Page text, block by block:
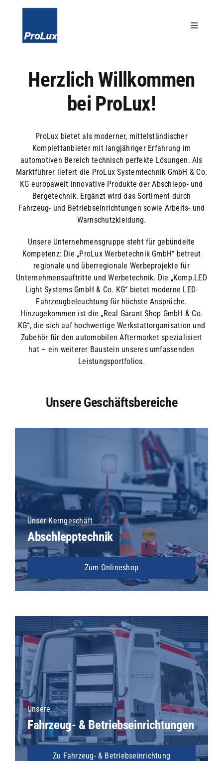
Toggle
Karriere
Kontakt
Search
for:
Herzlich Willkommen
bei ProLux!
ProLux bietet als moderner, mittelständischer
Komplettanbieter mit langjähriger Erfahrung im
automotiven Bereich technisch perfekte Lösungen. Als
Marktführer liefert die ProLux Systemtechnik GmbH & Co.
KG europaweit innovative Produkte der Abschlepp- und
Bergetechnik. Ergänzt wird das Sortiment durch
Fahrzeug- und Betriebseinrichtungen sowie Arbeits- und
Warnschutzkleidung.
Unsere Unternehmensgruppe steht für gebündelte
Kompetenz: Die „ProLux Werbetechnik GmbH“ betreut
regionale und überregionale Werbeprojekte für
Unternehmensauftritte und Werbetechnik. Die „Komp.LED
Light Systems GmbH & Co. KG“ bietet moderne LED-
Fahrzeugbeleuchtung für höchste Ansprüche.
Hinzugekommen ist die „Real Garant Shop GmbH & Co.
KG“, die sich auf hochwertige Werkstattorganisation und
Zubehör für den automobilen Aftermarket spezialisiert
hat – ein weiterer Baustein unseres umfassenden
Leistungsportfolios.
Unsere Geschäftsbereiche
Unser Kerngeschäft
Abschlepptechnik
Zum Onlineshop
Unsere
Fahrzeug- & Betriebseinrichtungen
Zu Fahrzeug- & Betriebseinrichtung